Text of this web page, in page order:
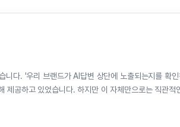
니다. '우리 브랜드가 AI답변 상단에 노출되는지를 확
제공하고 있었습니다. 하지만 이 자체만으로는 직관적